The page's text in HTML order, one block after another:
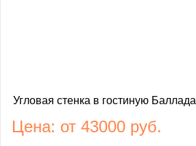
Угловая стенка в гостиную Баллада
Цена: от 43000 руб.